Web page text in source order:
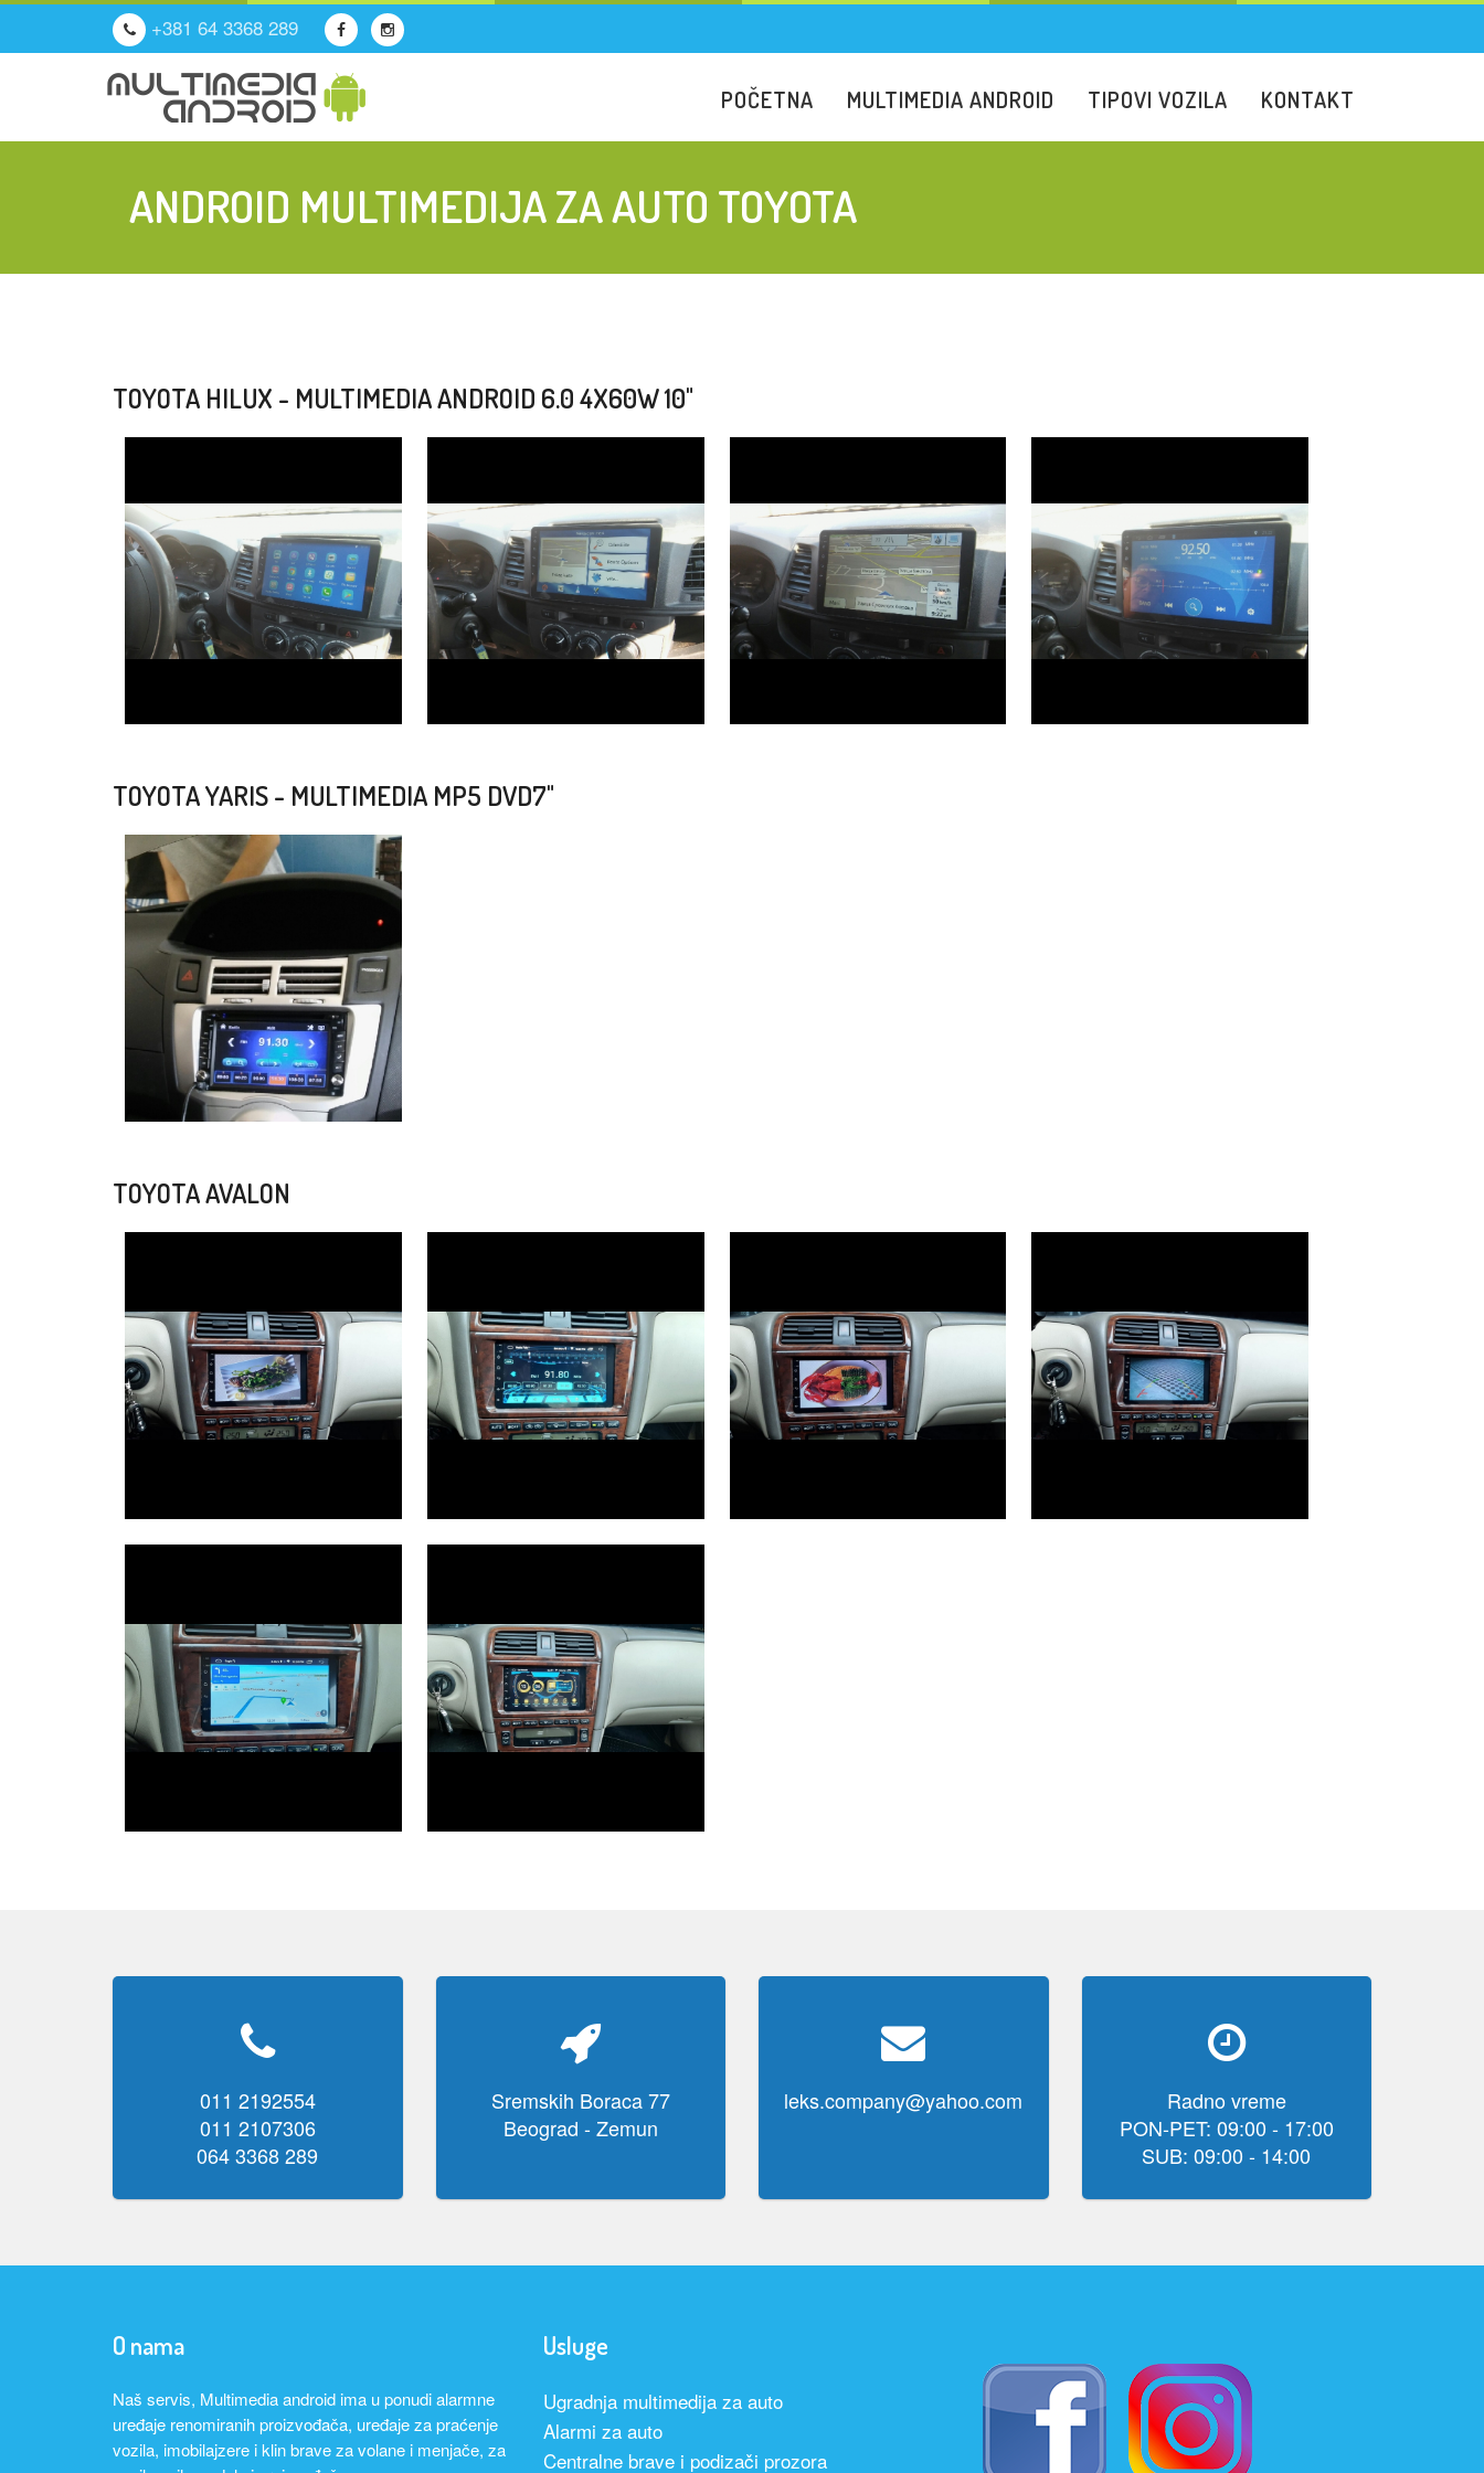
+381 64 3368 289
POČETNA MULTIMEDIA ANDROID TIPOVI VOZILA KONTAKT
ANDROID MULTIMEDIJA ZA AUTO TOYOTA
TOYOTA HILUX - MULTIMEDIA ANDROID 6.0 4X60W 10"
TOYOTA YARIS - MULTIMEDIA MP5 DVD7"
TOYOTA AVALON
011 2192554
011 2107306
064 3368 289
Sremskih Boraca 77
Beograd - Zemun
leks.company@yahoo.com
Radno vreme
PON-PET: 09:00 - 17:00
SUB: 09:00 - 14:00
O nama
Naš servis, Multimedia android ima u ponudi alarmne
uređaje renomiranih proizvođača, uređaje za praćenje
vozila, imobilajzere i klin brave za volane i menjače, za
Usluge
Ugradnja multimedija za auto
Alarmi za auto
Centralne brave i podizači prozora